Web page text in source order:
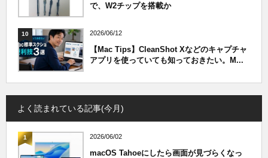
で、W2チップを搭載か
10 2026/06/12
【Mac Tips】CleanShot Xなどのキャプチャ
アプリを使っていても知っておきたい。M...
よく読まれている記事(今月)
1 2026/06/02
macOS Tahoeにしたら画面が見づらくなっ